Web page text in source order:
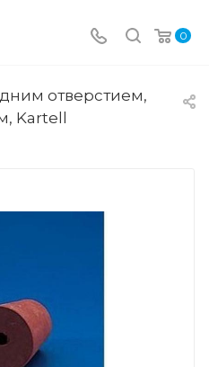
0
отверстием,
Kartell